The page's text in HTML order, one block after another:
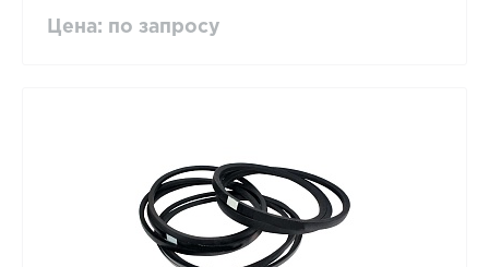
Цена: по запросу